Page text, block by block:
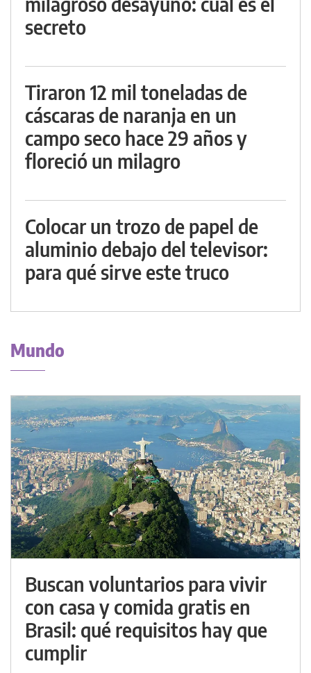
secreto
Tiraron 12 mil toneladas de
cáscaras de naranja en un
campo seco hace 29 años y
floreció un milagro
Colocar un trozo de papel de
aluminio debajo del televisor:
para qué sirve este truco
Mundo
Buscan voluntarios para vivir
con casa y comida gratis en
Brasil: qué requisitos hay que
cumplir